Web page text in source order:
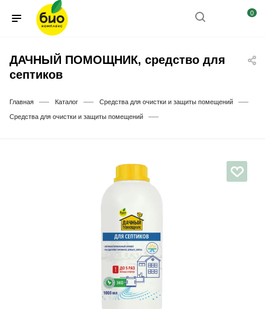
0
ДАЧНЫЙ ПОМОЩНИК, средство для
септиков
Главная — Каталог — Средства для очистки и защиты помещений —
Средства для очистки и защиты помещений —